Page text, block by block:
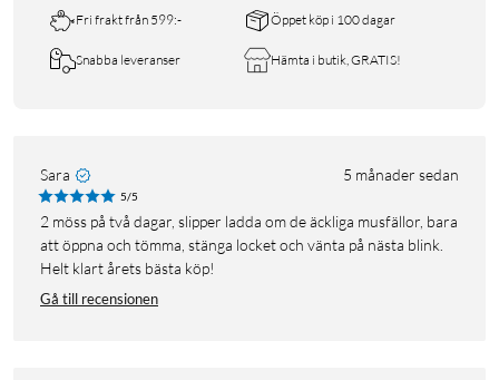
Fri frakt från 599:- Öppet köp i 100 dagar
Snabba leveranser Hämta i butik, GRATIS!
Sara 5 månader sedan
5/5
2 möss på två dagar, slipper ladda om de äckliga musfällor, bara
att öppna och tömma, stänga locket och vänta på nästa blink.
Helt klart årets bästa köp!
Gå till recensionen